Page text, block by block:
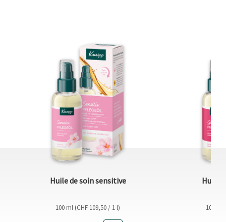
Huile de soin sensitive
100 ml (CHF 109,50 / 1 l)
Huile
100 ml